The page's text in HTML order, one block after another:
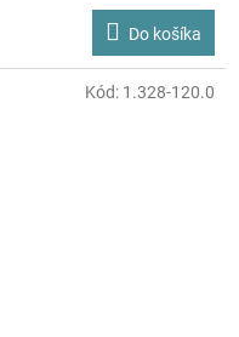
Do košíka
Kód: 1.328-120.0